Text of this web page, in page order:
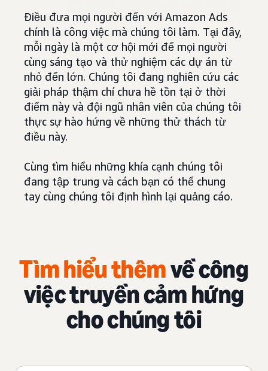
Điều đưa mọi người đến với Amazon Ads
chính là công việc mà chúng tôi làm. Tại đây,
mỗi ngày là một cơ hội mới để mọi người
cùng sáng tạo và thử nghiệm các dự án từ
nhỏ đến lớn. Chúng tôi đang nghiên cứu các
giải pháp thậm chí chưa hề tồn tại ở thời
điểm này và đội ngũ nhân viên của chúng tôi
thực sự hào hứng về những thử thách từ
điều này.
Cùng tìm hiểu những khía cạnh chúng tôi
đang tập trung và cách bạn có thể chung
tay cùng chúng tôi định hình lại quảng cáo.
Tìm hiểu thêmvề công
việc truyền cảm hứng
cho chúng tôi